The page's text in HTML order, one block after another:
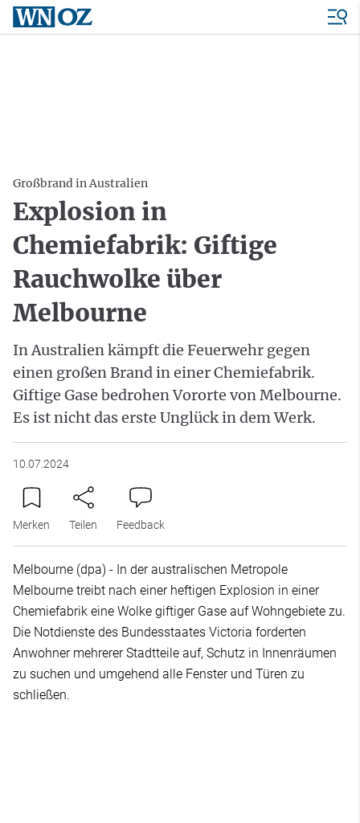
Großbrand in Australien
Explosion in
Chemiefabrik: Giftige
Rauchwolke über
Melbourne
In Australien kämpft die Feuerwehr gegen
einen großen Brand in einer Chemiefabrik.
Giftige Gase bedrohen Vororte von Melbourne.
Es ist nicht das erste Unglück in dem Werk.
10.07.2024
Merken Teilen Feedback
Melbourne (dpa) - In der australischen Metropole
Melbourne treibt nach einer heftigen Explosion in einer
Chemiefabrik eine Wolke giftiger Gase auf Wohngebiete zu.
Die Notdienste des Bundesstaates Victoria forderten
Anwohner mehrerer Stadtteile auf, Schutz in Innenräumen
zu suchen und umgehend alle Fenster und Türen zu
schließen.